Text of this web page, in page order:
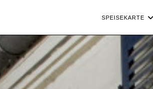
SPEISEKARTE